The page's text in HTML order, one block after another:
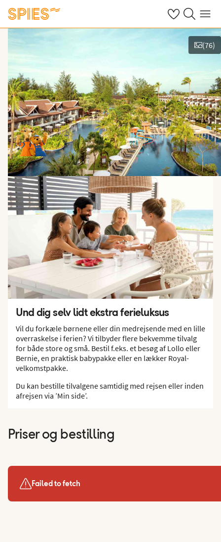
Se dine gemte
Søg påMenu
Vis film og billeder
(76)
Und dig selv lidt ekstra ferieluksus
Vil du forkæle børnene eller din medrejsende med en lille
overraskelse i ferien? Vi tilbyder flere bekvemme tilvalg
for både store og små. Bestil f.eks. et besøg af Lollo eller
Bernie, en praktisk babypakke eller en lækker Royal-
velkomstpakke.
Du kan bestille tilvalgene samtidig med rejsen eller inden
afrejsen via ’Min side’.
Priser og bestilling
Failed to fetch